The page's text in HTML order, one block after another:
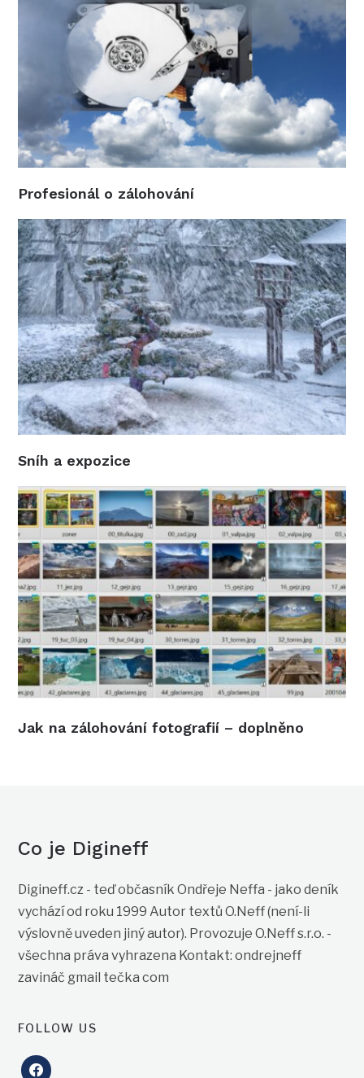
Profesionál o zálohování
Sníh a expozice
Jak na zálohování fotografií – doplněno
Co je Digineff
Digineff.cz - teď občasník Ondřeje Neffa - jako deník
vychází od roku 1999 Autor textů O.Neff (není-li
výslovně uveden jiný autor). Provozuje O.Neff s.r.o. -
všechna práva vyhrazena Kontakt: ondrejneff
zavináč gmail tečka com
FOLLOW US
facebook